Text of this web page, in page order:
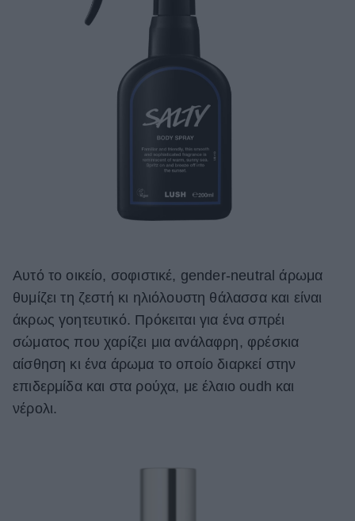
Αυτό το οικείο, σοφιστικέ, gender-neutral άρωμα
θυμίζει τη ζεστή κι ηλιόλουστη θάλασσα και είναι
άκρως γοητευτικό. Πρόκειται για ένα σπρέι
σώματος που χαρίζει μια ανάλαφρη, φρέσκια
αίσθηση κι ένα άρωμα το οποίο διαρκεί στην
επιδερμίδα και στα ρούχα, με έλαιο oudh και
νέρολι.